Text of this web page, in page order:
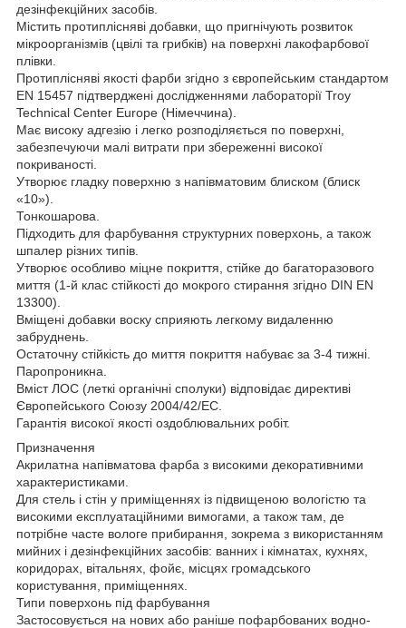
дезінфекційних засобів.
Містить протиплісняві добавки, що пригнічують розвиток
мікроорганізмів (цвілі та грибків) на поверхні лакофарбової
плівки.
Протиплісняві якості фарби згідно з європейським стандартом
EN 15457 підтверджені дослідженнями лабораторії Troy
Technical Center Europe (Німеччина).
Має високу адгезію і легко розподіляється по поверхні,
забезпечуючи малі витрати при збереженні високої
покриваності.
Утворює гладку поверхню з напівматовим блиском (блиск
«10»).
Тонкошарова.
Підходить для фарбування структурних поверхонь, а також
шпалер різних типів.
Утворює особливо міцне покриття, стійке до багаторазового
миття (1-й клас стійкості до мокрого стирання згідно DIN EN
13300).
Вміщені добавки воску сприяють легкому видаленню
забруднень.
Остаточну стійкість до миття покриття набуває за 3-4 тижні.
Паропроникна.
Вміст ЛОС (леткі органічні сполуки) відповідає директиві
Європейського Союзу 2004/42/EC.
Гарантія високої якості оздоблювальних робіт.
Призначення
Акрилатна напівматова фарба з високими декоративними
характеристиками.
Для стель і стін у приміщеннях із підвищеною вологістю та
високими експлуатаційними вимогами, а також там, де
потрібне часте вологе прибирання, зокрема з використанням
мийних і дезінфекційних засобів: ванних і кімнатах, кухнях,
коридорах, вітальнях, фойє, місцях громадського
користування, приміщеннях.
Типи поверхонь під фарбування
Застосовується на нових або раніше пофарбованих водно-